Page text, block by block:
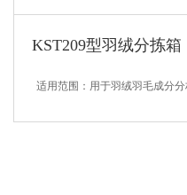
KST209型羽绒分拣箱